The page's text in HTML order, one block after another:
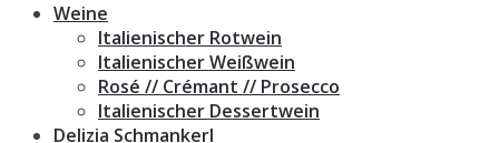
Weine
Italienischer Rotwein
Italienischer Weißwein
Rosé // Crémant // Prosecco
Italienischer Dessertwein
Delizia Schmankerl